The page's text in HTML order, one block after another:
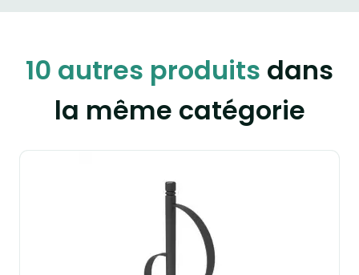
10 autres produits dans
la même catégorie